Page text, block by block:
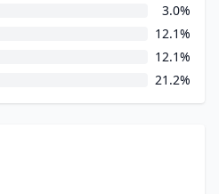
3.0%
12.1%
12.1%
21.2%